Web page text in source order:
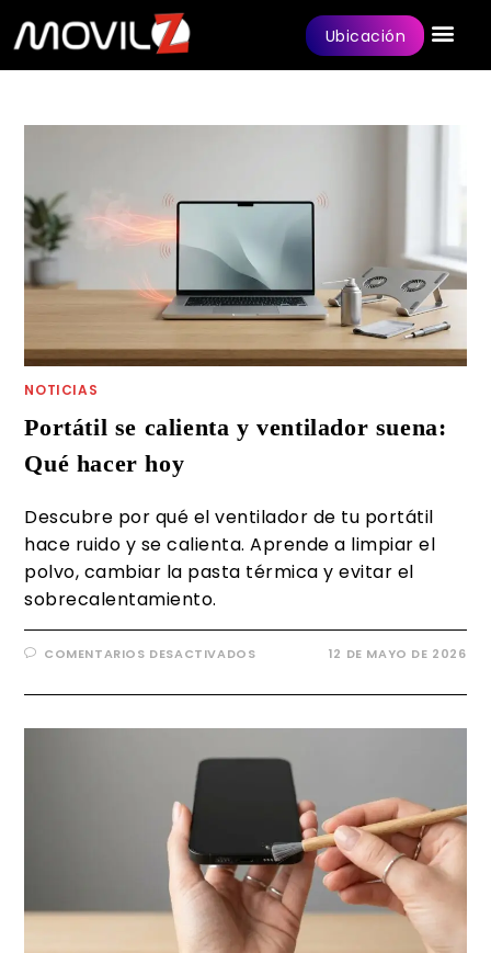
Ubicación
NOTICIAS
Portátil se calienta y ventilador suena:
Qué hacer hoy
Descubre por qué el ventilador de tu portátil
hace ruido y se calienta. Aprende a limpiar el
polvo, cambiar la pasta térmica y evitar el
sobrecalentamiento.
COMENTARIOS DESACTIVADOS 12 DE MAYO DE 2026